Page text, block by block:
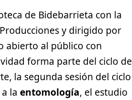
de Bidebarrieta con la
y dirigido por
abierto al público con
forma parte del ciclo de
la segunda sesión del ciclo
la entomología, el estudio